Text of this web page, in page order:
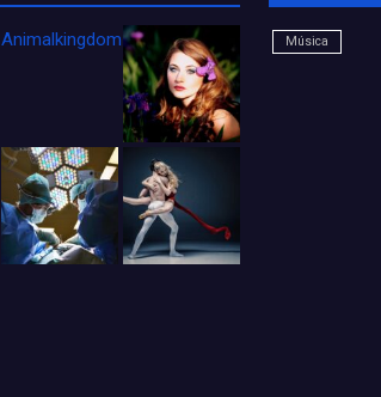
Animalkingdom_FichaCine Música